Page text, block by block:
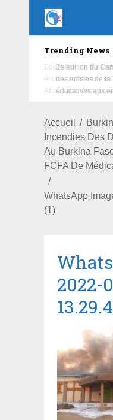
Trending News
Education : la
écoles primaire et
Aboubacar
Accueil
Incendies Des
Au Burkina
FCFA De
WhatsApp
(1)
2022-